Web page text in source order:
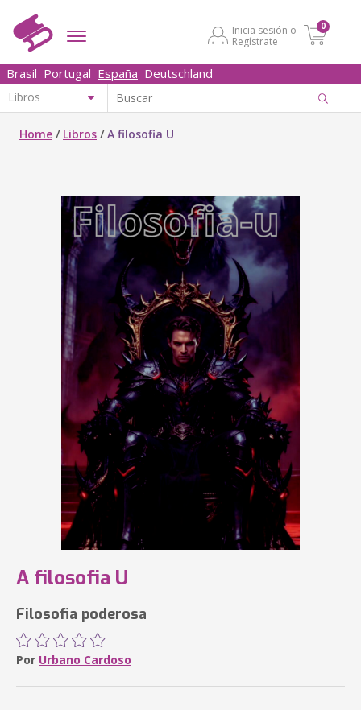
Inicia sesión o
Regístrate
0
Brasil Portugal España Deutschland
Home / Libros /A filosofia U
A filosofia U
Filosofia poderosa
Por Urbano Cardoso